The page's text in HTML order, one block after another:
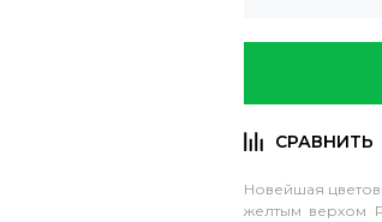
Новейшая
желтым верхом